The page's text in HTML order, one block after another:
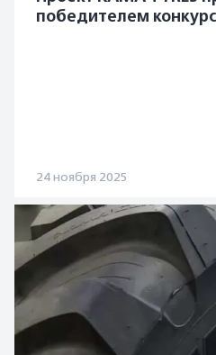
победителем
24 ноября 2025